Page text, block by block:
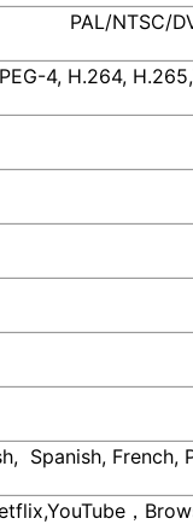
PAL/NTSC/
-4, H.264,
Spanish, French,
，